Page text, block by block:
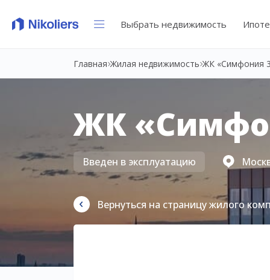
Выбрать недвижимость
Главная Жилая недвижимость ЖК «Симфония
ЖК
Введен в эксплуатацию
Вернуться на страницу жилого